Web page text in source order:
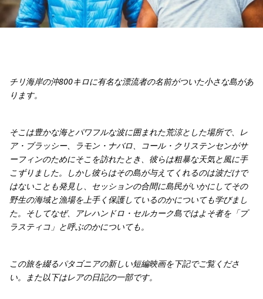
チリ海岸の沖800キロに有名な漂流者の名前がついた小さな島があ
ります。
そこは豊かな海とパワフルな波に囲まれた荒涼とした場所で、レ
ア・ブラッシー、ラモン・ナバロ、コール・クリステンセンがサ
ーフィンのためにそこを訪れたとき、彼らは粗暴な天気と風に手
こずりました。しかし彼らはその島が与えてくれるのは波だけで
はないことも発見し、セッションの合間に島民がいかにしてその
野生の海域と漁場を上手く保護しているのかについても学びまし
た。そしてなぜ、アレハンドロ・セルカーク島ではよそ者を「プ
ラスティコ」と呼ぶのかについても。
この旅を綴るパタゴニアの新しい短編映画を下記でご覧くださ
い。また以下はレアの日記の一部です。